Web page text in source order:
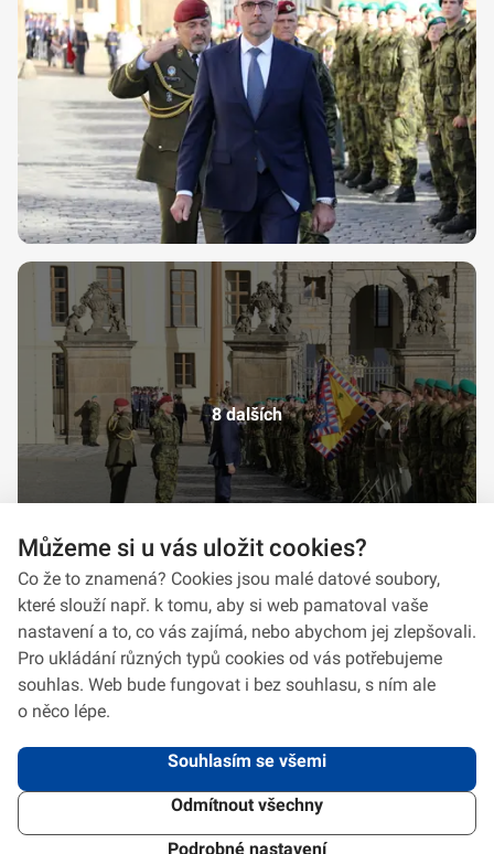
8 dalších
2026 © VeV-VA Vyškov • Informace jsou poskytovány v souladu se zákonem
Design Systém 4.6.3
Můžeme si u vás uložit cookies?
Co že to znamená? Cookies jsou malé datové soubory,
které slouží např. k tomu, aby si web pamatoval vaše
nastavení a to, co vás zajímá, nebo abychom jej zlepšovali.
Pro ukládání různých typů cookies od vás potřebujeme
souhlas. Web bude fungovat i bez souhlasu, s ním ale
o něco lépe.
Souhlasím se všemi
Odmítnout všechny
Podrobné nastavení